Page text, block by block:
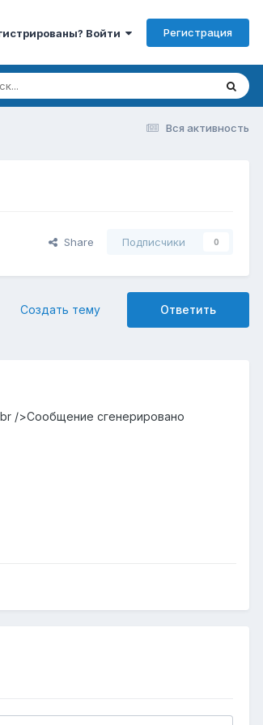
Войти Регистрация
Вся активность
Share Подписчики 0
Ответить
Создать тему
/>Сообщение сгенерировано